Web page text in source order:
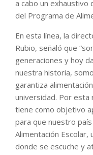
a cabo un exhaustivo
del Programa de
En esta línea, la
Rubio, señaló que
generaciones y hoy
nuestra historia,
garantiza
universidad. Por esta
tiene como objetivo
para que nuestro
Alimentación
donde se escuche y